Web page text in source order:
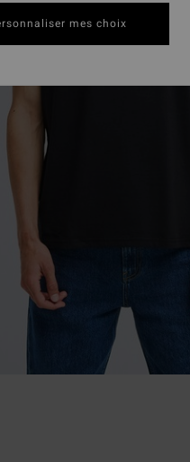
mes choix